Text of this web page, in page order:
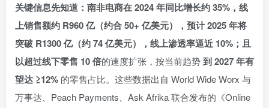
关键信息先知道：南非电商在 2024 年同比增长约 35%，线
上销售额约 R960 亿（约合 50+ 亿美元），预计 2025 年将
突破 R1300 亿（约 74 亿美元），线上渗透率逼近 10%；且
以超过线下零售 10 倍的速度扩张，按当前趋势到 2027 年有
望达 ≥12% 的零售占比。这些数据出自 World Wide Worx 与
万事达、Peach Payments、Ask Afrika 联合发布的《Online